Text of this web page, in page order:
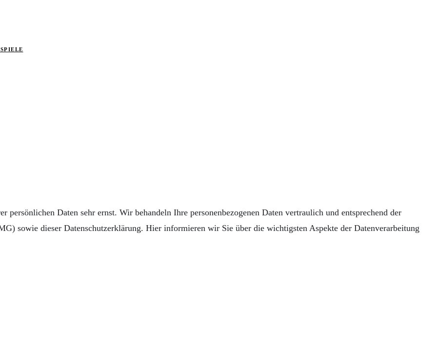
persönlichen Daten sehr ernst. Wir behandeln Ihre personenbezogenen Daten vertraulich und entsprechend der
sowie dieser Datenschutzerklärung. Hier informieren wir Sie über die wichtigsten Aspekte der Datenverarbeitung